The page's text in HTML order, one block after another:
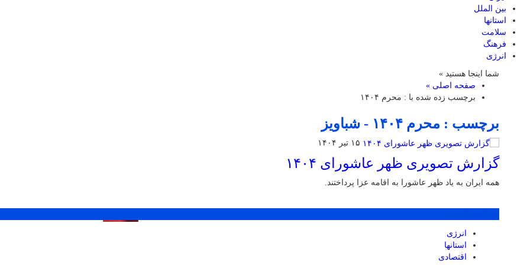
بین الملل
استانها
سلامت
فرهنگ
انرژی
شما اینجا هستید »
صفحه اصلی »
برچسب زده شده با : محرم ۱۴۰۴
برچسب : محرم ۱۴۰۴ - شباویز
۱۵ تیر ۱۴۰۴
گزارش تصویری ظهر عاشورای ۱۴۰۴
همه ایران به یاد ظهر عاشورا به اقامه عزا پرداختند.
انرژی
استانها
اقتصادی